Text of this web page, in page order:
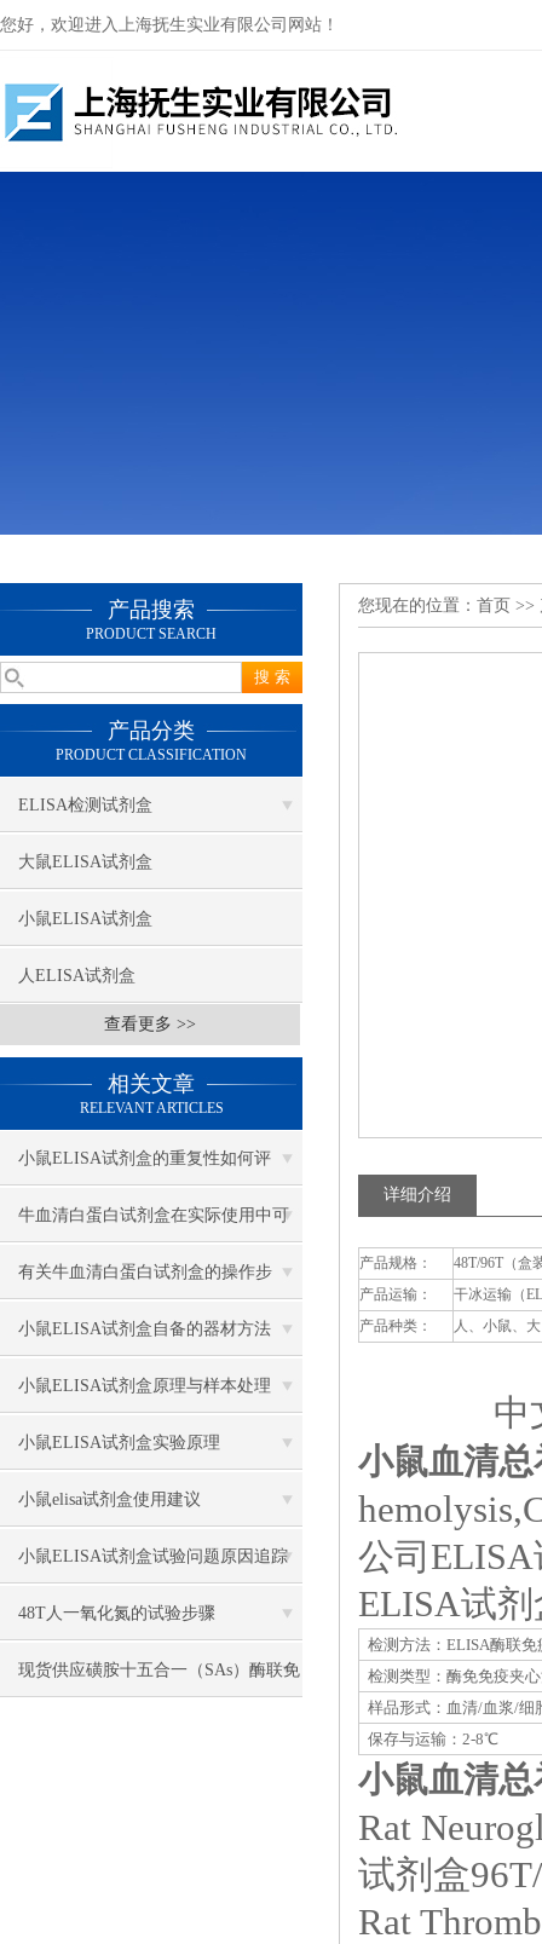
您好，欢迎进入上海抚生实业有限公司网站！
产品搜索
PRODUCT SEARCH
产品分类
PRODUCT CLASSIFICATION
ELISA检测试剂盒
大鼠ELISA试剂盒
小鼠ELISA试剂盒
人ELISA试剂盒
查看更多 >>
相关文章
RELEVANT ARTICLES
小鼠ELISA试剂盒的重复性如何评
估？
牛血清白蛋白试剂盒在实际使用中可
分为多种类型测定
有关牛血清白蛋白试剂盒的操作步
骤，以下有详细说明
小鼠ELISA试剂盒自备的器材方法
小鼠ELISA试剂盒原理与样本处理
小鼠ELISA试剂盒实验原理
小鼠elisa试剂盒使用建议
小鼠ELISA试剂盒试验问题原因追踪
48T人一氧化氮的试验步骤
现货供应磺胺十五合一（SAs）酶联免
您现在的位置： 首页 >>
详细介绍
产品规格：
48T/96T（盒
产品运输：
干冰运输（
产品种类：
人、小鼠、
中
小鼠血清
公司
ELISA试
检测方法：ELISA酶联免
检测类型：酶免免疫夹
样品形式：血清/血浆/细
保存与运输：2-8℃
小鼠血清
Rat
试剂盒
Rat